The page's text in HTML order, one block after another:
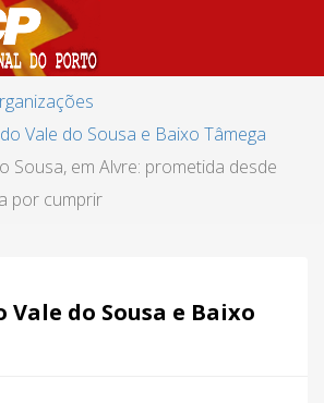
Vale do Sousa e Baixo Tâmega
Sousa, em Alvre: prometida desde
por cumprir
Vale do Sousa e Baixo